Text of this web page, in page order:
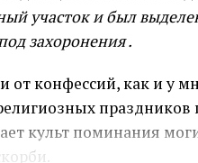
участоки был
захоронения.
от конфессий, как и у
культ поминания